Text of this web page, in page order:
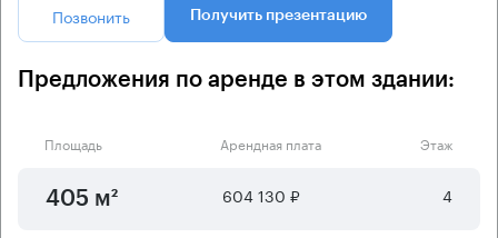
Позвонить Получить презентацию
Предложения по аренде в этом здании:
Площадь Арендная плата Этаж
405 м² 604 130 ₽ 4